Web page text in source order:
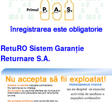
RetuRO Sistem Garanție
Returnare S.A.